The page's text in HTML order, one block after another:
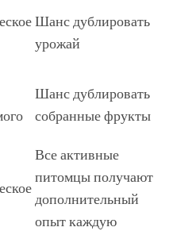
Шанс дублировать
урожай
Шанс дублировать
собранные фрукты
Все активные
питомцы получают
дополнительный
опыт каждую